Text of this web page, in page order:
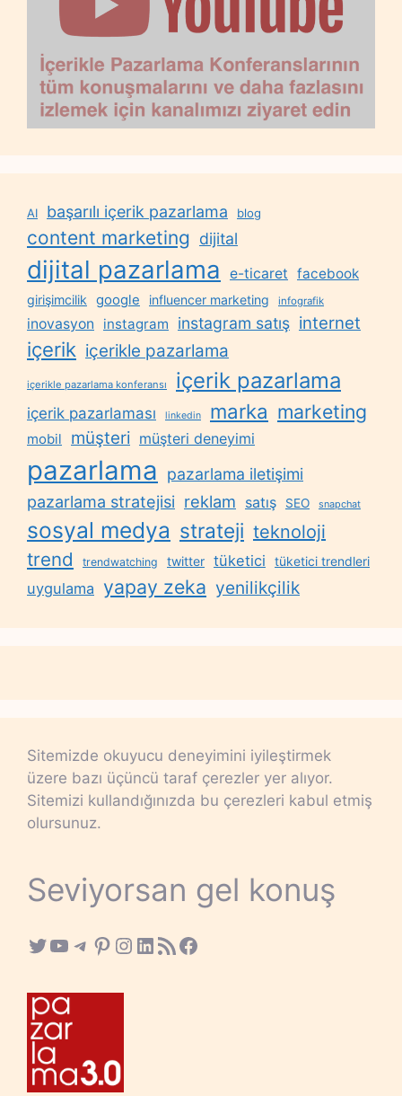
AI başarılı içerik pazarlama blog
content marketing dijital
dijital pazarlama e-ticaret facebook
girişimcilik google influencer marketing infografik
inovasyon instagram instagram satış internet
içerik içerikle pazarlama
içerikle pazarlama konferansı içerik pazarlama
içerik pazarlaması linkedin marka marketing
mobil müşteri müşteri deneyimi
pazarlama
pazarlama iletişimi
pazarlama stratejisi reklam satış SEO snapchat
sosyal medya strateji teknoloji
trend trendwatching twitter tüketici tüketici trendleri
uygulama yapay zeka yenilikçilik
Sitemizde okuyucu deneyimini iyileştirmek
üzere bazı üçüncü taraf çerezler yer alıyor.
Sitemizi kullandığınızda bu çerezleri kabul etmiş
olursunuz.
Seviyorsan gel konuş
Twitter
YouTube
Telegram
Pinterest
Instagram
LinkedIn
RSS FeedFacebook